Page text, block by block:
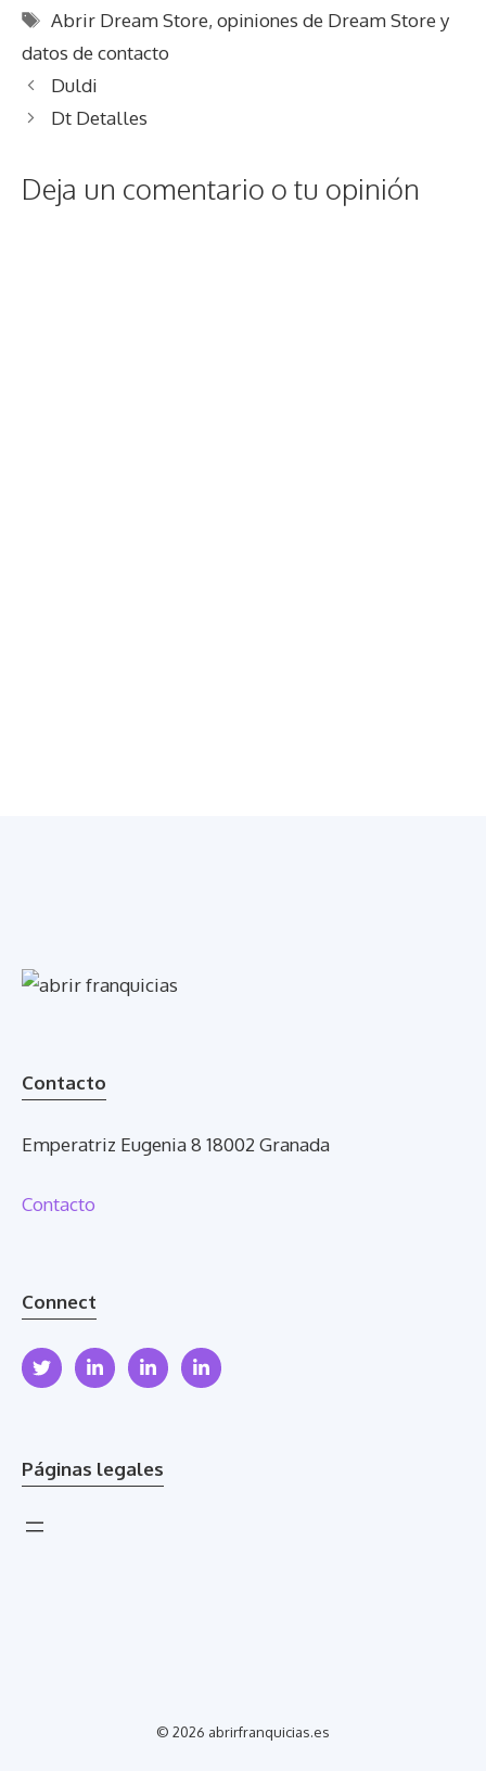
Etiquetas
Abrir Dream Store,opiniones de Dream Store y
datos de contacto
Duldi
Dt Detalles
Deja un comentario o tu opinión
Contacto
Emperatriz Eugenia 8 18002 Granada
Contacto
Connect
Páginas legales
© 2026 abrirfranquicias.es